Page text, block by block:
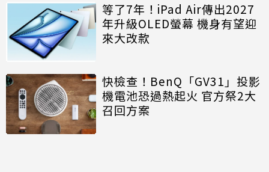
等了7年！iPad Air傳出2027
年升級OLED螢幕 機身有望迎
來大改款
快檢查！BenQ「GV31」投影
機電池恐過熱起火 官方祭2大
召回方案